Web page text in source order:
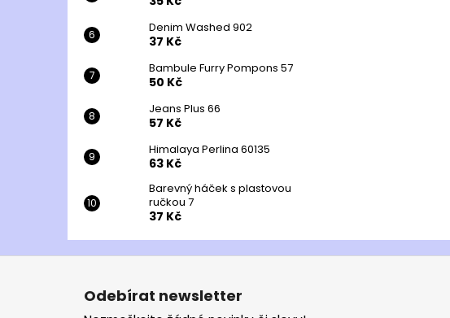
Denim Washed 902
37 Kč
Bambule Furry Pompons 57
50 Kč
Jeans Plus 66
57 Kč
Himalaya Perlina 60135
63 Kč
Barevný háček s plastovou
ručkou 7
37 Kč
Z
Odebírat newsletter